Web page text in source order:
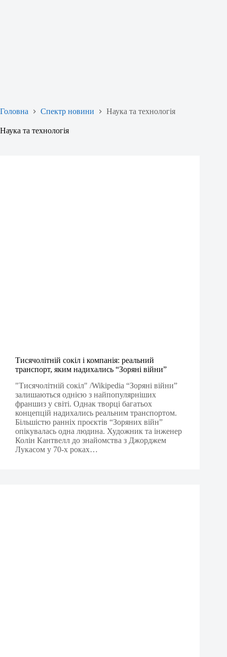
Головна Спектр новини Наука та технологія
Наука та технологія
Тисячолітній сокіл і компанія: реальний
транспорт, яким надихались “Зоряні війни”
"Тисячолітній сокіл" /Wikipedia “Зоряні війни”
залишаються однією з найпопулярніших
франшиз у світі. Однак творці багатьох
концепцій надихались реальним транспортом.
Більшістю ранніх проєктів “Зоряних війн”
опікувалась одна людина. Художник та інженер
Колін Кантвелл до знайомства з Джорджем
Лукасом у 70-х роках…